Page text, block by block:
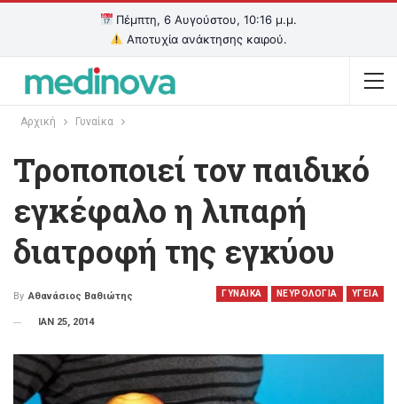
Πέμπτη, 6 Αυγούστου, 10:16 μ.μ.
Αποτυχία ανάκτησης καιρού.
Αρχική Γυναίκα
Τροποποιεί τον παιδικό
εγκέφαλο η λιπαρή
διατροφή της εγκύου
ΓΥΝΑΙΚΑ ΝΕΥΡΟΛΟΓΙΑ ΥΓΕΙΑ
By Αθανάσιος Βαθιώτης
ΙΑΝ 25, 2014